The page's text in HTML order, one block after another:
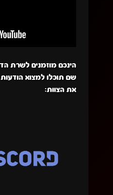
הינכם מוזמנים לשרת
שם תוכלו למצוא
את הצוות: